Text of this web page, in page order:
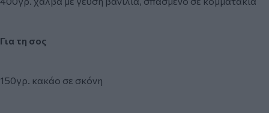
Για τη σος
150γρ. κακάο σε σκόνη